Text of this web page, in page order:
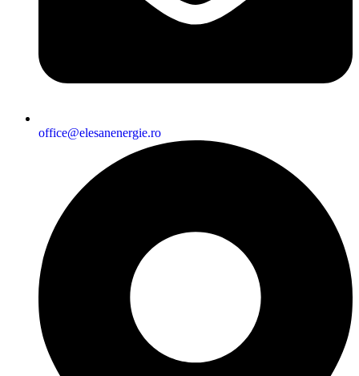
office@elesanenergie.ro